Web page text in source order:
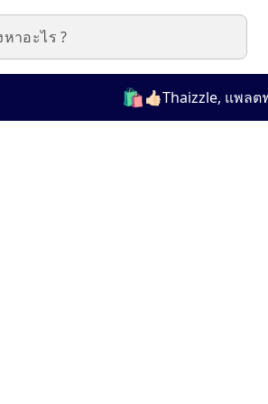
👍🏻Thaizzle, แพลตฟ